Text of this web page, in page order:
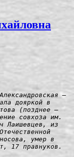
—
дояркой в
(позднее —
совхоза им.
Лаишевцев, из
умер в
17 правнуков.